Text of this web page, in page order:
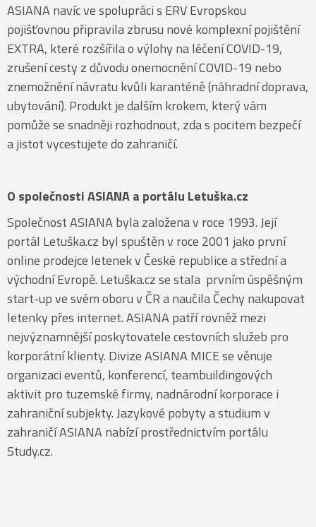
ASIANA navíc ve spolupráci s ERV Evropskou
pojišťovnou připravila zbrusu nové komplexní pojištění
EXTRA, které rozšířila o výlohy na léčení COVID-19,
zrušení cesty z důvodu onemocnění COVID-19 nebo
znemožnění návratu kvůli karanténě (náhradní doprava,
ubytování). Produkt je dalším krokem, který vám
pomůže se snadněji rozhodnout, zda s pocitem bezpečí
a jistot vycestujete do zahraničí.
O společnosti ASIANA a portálu Letuška.cz
Společnost ASIANA byla založena v roce 1993. Její
portál Letuška.cz byl spuštěn v roce 2001 jako první
online prodejce letenek v České republice a střední a
východní Evropě. Letuška.cz se stala prvním úspěšným
start-up ve svém oboru v ČR a naučila Čechy nakupovat
letenky přes internet. ASIANA patří rovněž mezi
nejvýznamnější poskytovatele cestovních služeb pro
korporátní klienty. Divize ASIANA MICE se věnuje
organizaci eventů, konferencí, teambuildingových
aktivit pro tuzemské firmy, nadnárodní korporace i
zahraniční subjekty. Jazykové pobyty a studium v
zahraničí ASIANA nabízí prostřednictvím portálu
Study.cz.